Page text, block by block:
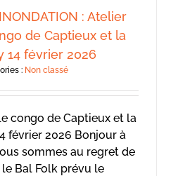
: Atelier
de Captieux et la
14 février 2026
: Non classé
congo de Captieux et la
février 2026 Bonjour à
sommes au regret de
Bal Folk prévu le